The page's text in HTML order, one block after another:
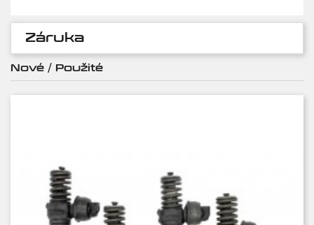
Záruka
Nové / Použité